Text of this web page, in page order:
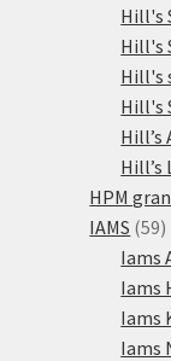
Hill's
Hill's
Hill's
Hill's
Hill’s
Hill’s
HPM
IAMS 5959
Iams
Iams
Iams
Iams